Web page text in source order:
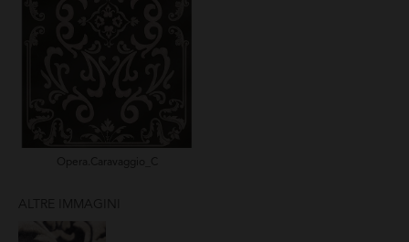
Opera.Caravaggio_C
ALTRE IMMAGINI